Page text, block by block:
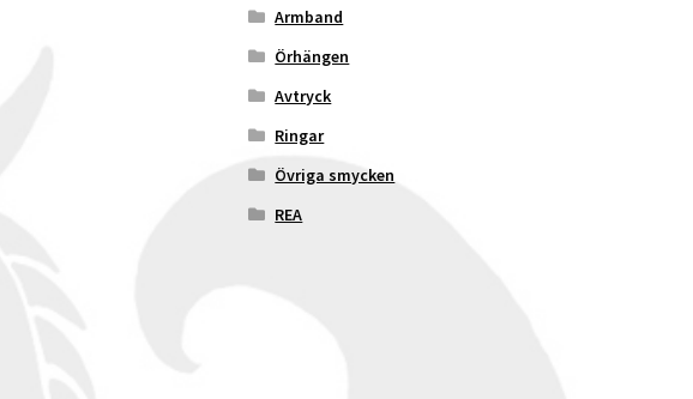
Armband
Örhängen
Avtryck
Ringar
Övriga smycken
REA